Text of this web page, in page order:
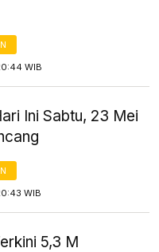
WIB
Ini Sabtu, 23 Mei
WIB
5,3 M